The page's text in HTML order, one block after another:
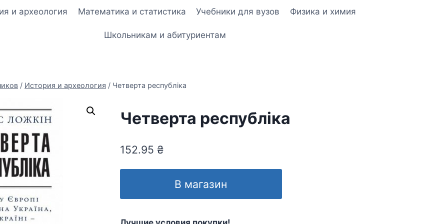
и археология Математика и статистика Учебники для вузов Физика и химия
Школьникам и абитуриентам
/ История и археология / Четверта республіка
Четверта республіка
152.95 ₴
В магазин